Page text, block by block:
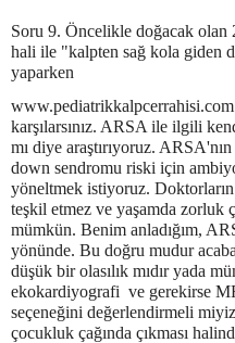
Soru 9. Öncelikle doğacak
hali ile "kalpten sağ kola giden
yaparken
www.pediatrikkalpcerrahisi.com
karşılarsınız. ARSA ile ilgili
mı diye araştırıyoruz.
down sendromu riski için
yöneltmek istiyoruz.
teşkil etmez ve yaşamda zorluk
mümkün. Benim anladığım,
yönünde. Bu doğru mudur
düşük bir olasılık mıdır yada
ekokardiyografi ve gerekirse
seçeneğini değerlendirmeli
çocukluk çağında çıkması